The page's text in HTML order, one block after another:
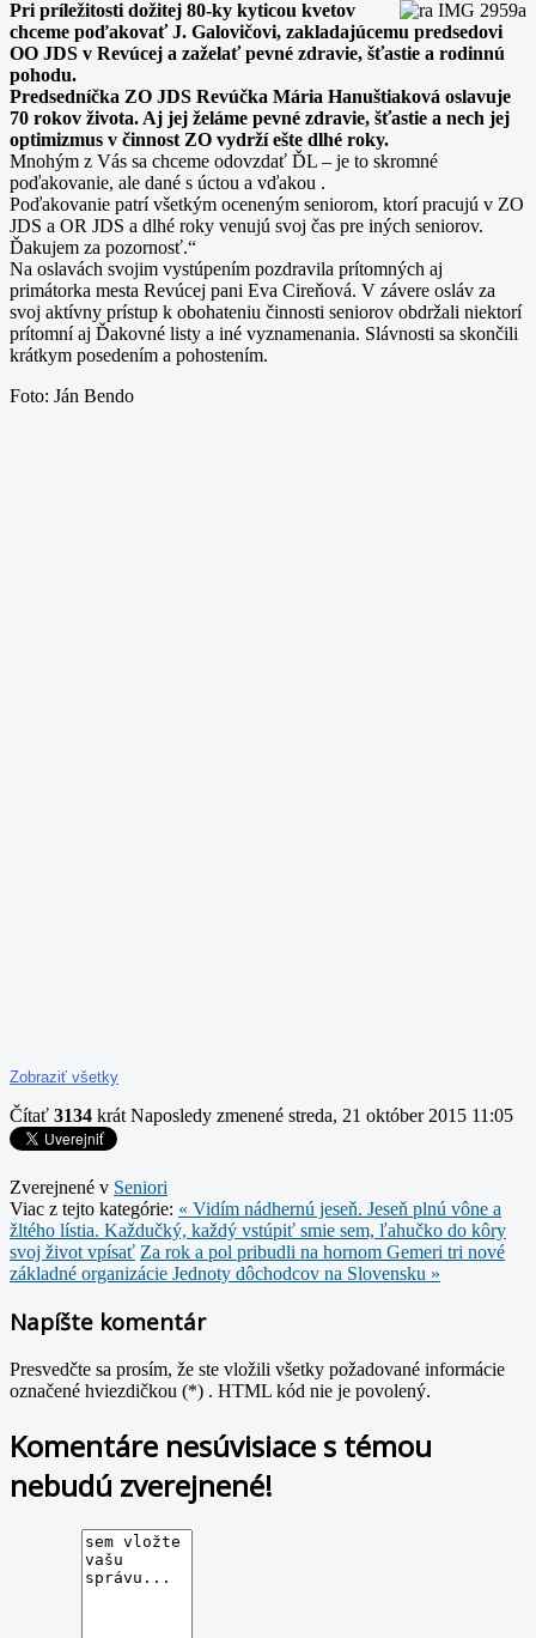
Pri príležitosti dožitej 80-ky kyticou kvetov
chceme poďakovať J. Galovičovi, zakladajúcemu predsedovi
OO JDS v Revúcej a zaželať pevné zdravie, šťastie a rodinnú
pohodu.
Predsedníčka ZO JDS Revúčka Mária Hanuštiaková oslavuje
70 rokov života. Aj jej želáme pevné zdravie, šťastie a nech jej
optimizmus v činnost ZO vydrží ešte dlhé roky.
Mnohým z Vás sa chceme odovzdať ĎL – je to skromné
poďakovanie, ale dané s úctou a vďakou .
Poďakovanie patrí všetkým oceneným seniorom, ktorí pracujú v ZO
JDS a OR JDS a dlhé roky venujú svoj čas pre iných seniorov.
Ďakujem za pozornosť.“
Na oslavách svojim vystúpením pozdravila prítomných aj
primátorka mesta Revúcej pani Eva Cireňová. V závere osláv za
svoj aktívny prístup k obohateniu činnosti seniorov obdržali niektorí
prítomní aj Ďakovné listy a iné vyznamenania. Slávnosti sa skončili
krátkym posedením a pohostením.
Foto: Ján Bendo
Zobraziť všetky
Čítať 3134 krát Naposledy zmenené streda, 21 október 2015 11:05
Zverejnené v Seniori
Viac z tejto kategórie: « Vidím nádhernú jeseň. Jeseň plnú vône a
žltého lístia. Každučký, každý vstúpiť smie sem, ľahučko do kôry
svoj život vpísať Za rok a pol pribudli na hornom Gemeri tri nové
základné organizácie Jednoty dôchodcov na Slovensku »
Napíšte komentár
Presvedčte sa prosím, že ste vložili všetky požadované informácie
označené hviezdičkou (*) . HTML kód nie je povolený.
Komentáre nesúvisiace s témou
nebudú zverejnené!